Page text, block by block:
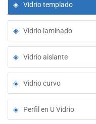
Vidrio templado
Vidrio laminado
Vidrio aislante
Vidrio curvo
Perfil en U Vidrio